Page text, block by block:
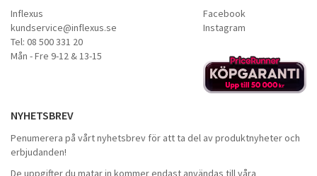
Inflexus
kundservice@inflexus.se
Tel: 08 500 331 20
Mån - Fre 9-12 & 13-15
Facebook
Instagram
NYHETSBREV
Penumerera på vårt nyhetsbrev för att ta del av produktnyheter och
erbjudanden!
De uppgifter du matar in kommer endast användas till våra